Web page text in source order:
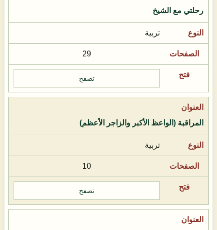
رحلتي مع الشيخ
تربية
29
تصفح
المراقبة (الواعظ الأكبر والزاجر الأعظم)
تربية
10
تصفح